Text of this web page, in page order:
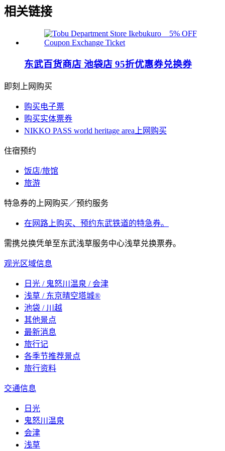
相关链接
东武百货商店 池袋店 95折优惠券兑换券
即刻上网购买
购买电子票
购买实体票券
NIKKO PASS world heritage area上网购买
住宿预约
饭店/旅馆
旅游
特急券的上网购买／预约服务
在网路上购买、预约东武铁道的特急券。
需携兑换凭单至东武浅草服务中心浅草兑换票券。
观光区域信息
日光 / 鬼怒川温泉 / 会津
浅草 / 东京晴空塔城®
池袋 / 川越
其他景点
最新消息
旅行记
各季节推荐景点
旅行资料
交通信息
日光
鬼怒川温泉
会津
浅草